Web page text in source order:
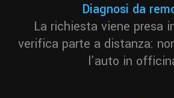
Diagnosi da
La richiesta viene presa
verifica parte a distanza:
l’auto in